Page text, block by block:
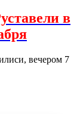
в
вечером 7